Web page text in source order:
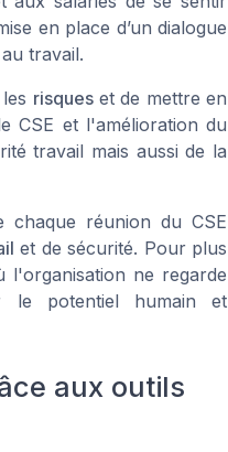
en place d’un dialogue
travail.
risqueset de mettre en
CSE et l'amélioration du
travail mais aussi de la
chaque réunion du CSE
et de sécurité. Pour plus
ne regarde
le potentiel humain et
aux outils